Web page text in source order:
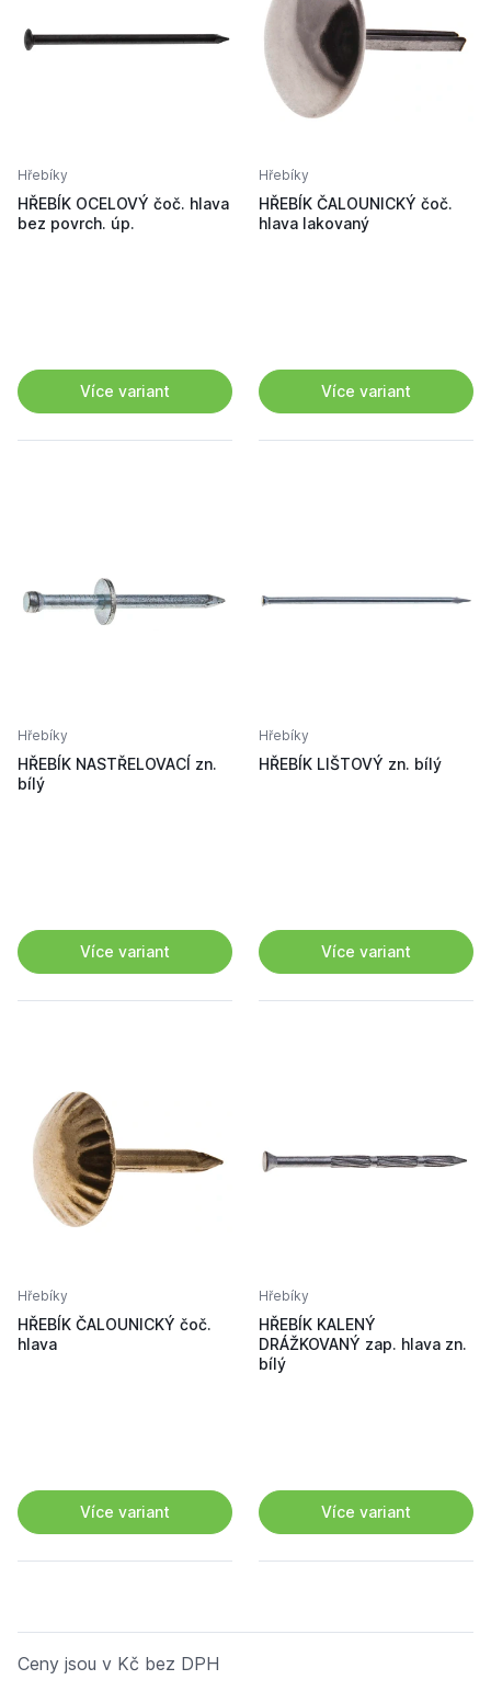
Hřebíky
HŘEBÍK OCELOVÝ čoč. hlava
bez povrch. úp.
Více variant
Hřebíky
HŘEBÍK ČALOUNICKÝ čoč.
hlava lakovaný
Více variant
Hřebíky
HŘEBÍK NASTŘELOVACÍ zn.
bílý
Více variant
Hřebíky
HŘEBÍK LIŠTOVÝ zn. bílý
Více variant
Hřebíky
HŘEBÍK ČALOUNICKÝ čoč.
hlava
Více variant
Hřebíky
HŘEBÍK KALENÝ
DRÁŽKOVANÝ zap. hlava zn.
bílý
Více variant
Ceny jsou v Kč bez DPH